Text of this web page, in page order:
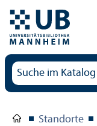
Standorte